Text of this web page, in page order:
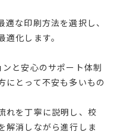
な印刷方法を選択し、
化します。
と安心のサポート体制
にとって不安も多いもの
れを丁寧に説明し、校
解消しながら進行しま